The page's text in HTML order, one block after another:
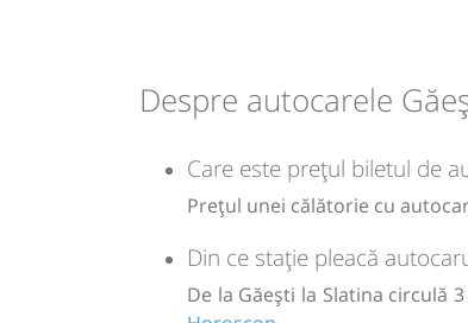
Sursa:Trans Olteanu Tour SRL| Ultima actualizare:
12:44 Slatina Gara CFR Slatina
Durată:
80lei
Despre autocarele
Care este prețul biletul de
Prețul unei călătorie cu
Din ce stație pleacă
De la Găești la Slatina circulă